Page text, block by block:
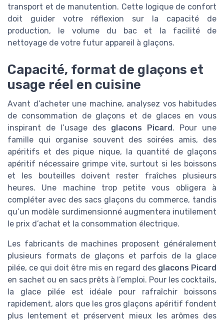
transport et de manutention. Cette logique de confort
doit guider votre réflexion sur la capacité de
production, le volume du bac et la facilité de
nettoyage de votre futur appareil à glaçons.
Capacité, format de glaçons et
usage réel en cuisine
Avant d’acheter une machine, analysez vos habitudes
de consommation de glaçons et de glaces en vous
inspirant de l’usage des glacons Picard. Pour une
famille qui organise souvent des soirées amis, des
apéritifs et des pique nique, la quantité de glaçons
apéritif nécessaire grimpe vite, surtout si les boissons
et les bouteilles doivent rester fraîches plusieurs
heures. Une machine trop petite vous obligera à
compléter avec des sacs glaçons du commerce, tandis
qu’un modèle surdimensionné augmentera inutilement
le prix d’achat et la consommation électrique.
Les fabricants de machines proposent généralement
plusieurs formats de glaçons et parfois de la glace
pilée, ce qui doit être mis en regard des glacons Picard
en sachet ou en sacs prêts à l’emploi. Pour les cocktails,
la glace pilée est idéale pour rafraîchir boissons
rapidement, alors que les gros glaçons apéritif fondent
plus lentement et préservent mieux les arômes des